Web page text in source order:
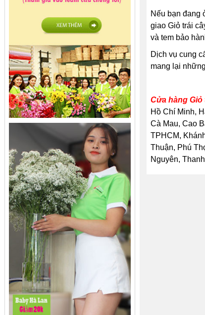
Nếu bạn đang
giao Giỏ trái
và tem bảo
Dịch vụ cung
mang lại
Cửa hàng
Hồ Chí Minh,
Cà Mau, Cao
TPHCM,
Thuận, Phú
Nguyên,